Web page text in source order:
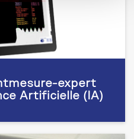
expert
Artificielle (IA)